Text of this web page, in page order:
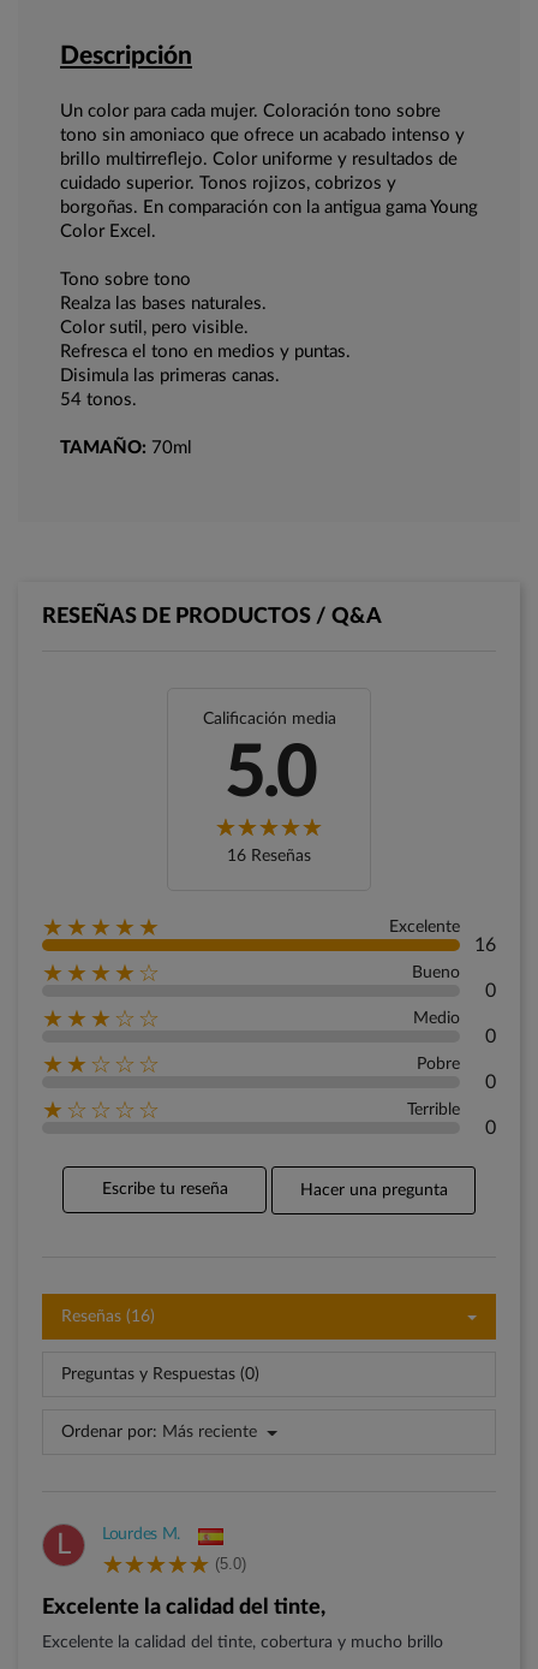
Descripción
Un color para cada mujer. Coloración tono sobre
tono sin amoniaco que ofrece un acabado intenso y
brillo multirreflejo. Color uniforme y resultados de
cuidado superior. Tonos rojizos, cobrizos y
borgoñas. En comparación con la antigua gama Young
Color Excel.
Tono sobre tono
Realza las bases naturales.
Color sutil, pero visible.
Refresca el tono en medios y puntas.
Disimula las primeras canas.
54 tonos.
TAMAÑO: 70ml
RESEÑAS DE PRODUCTOS / Q&A
Calificación media
5.0
16 Reseñas
★★★★★ Excelente
16
★★★★☆ Bueno
0
★★★☆☆ Medio
0
★★☆☆☆ Pobre
0
★☆☆☆☆ Terrible
0
Escribe tu reseña Hacer una pregunta
Reseñas (16)
Preguntas y Respuestas (0)
Ordenar por: Más reciente
L Lourdes M.
(5.0)
Excelente la calidad del tinte,
Excelente la calidad del tinte, cobertura y mucho brillo